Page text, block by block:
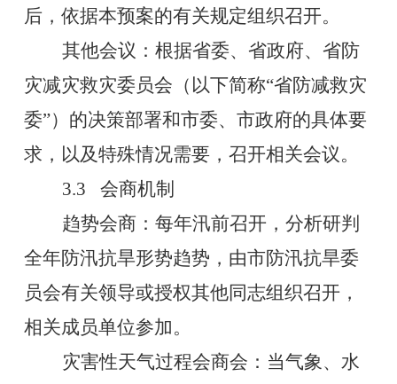
后，依据本预案的有关规定组织召开。
其他会议：根据省委、省政府、省防
灾减灾救灾委员会（以下简称“省防减救灾
委”）的决策部署和市委、市政府的具体要
求，以及特殊情况需要，召开相关会议。
3.3 会商机制
趋势会商：每年汛前召开，分析研判
全年防汛抗旱形势趋势，由市防汛抗旱委
员会有关领导或授权其他同志组织召开，
相关成员单位参加。
灾害性天气过程会商会：当气象、水